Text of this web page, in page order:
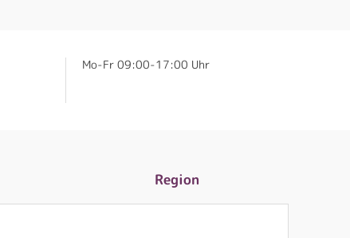
Mo-Fr 09:00-17:00 Uhr
Region